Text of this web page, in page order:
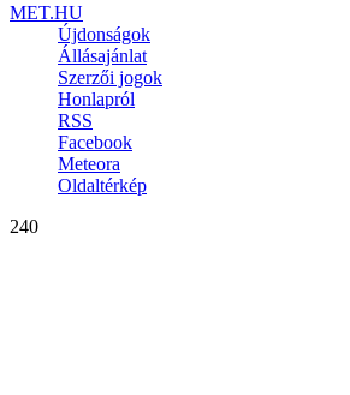
MET.HU
Újdonságok
Állásajánlat
Szerzői jogok
Honlapról
RSS
Facebook
Meteora
Oldaltérkép
240